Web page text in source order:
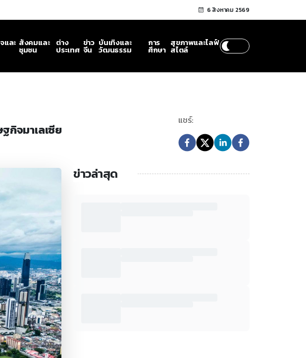
6 สิงหาคม 2569
และ สังคมและ
ชุมชน
ต่าง
ประเทศ
ข่าว
จีน
บันเทิงและ
วัฒนธรรม
การ
ศึกษา
สุขภาพและไลฟ์
สไตล์
กิจมาเลเซีย
แชร์:
ข่าวล่าสุด